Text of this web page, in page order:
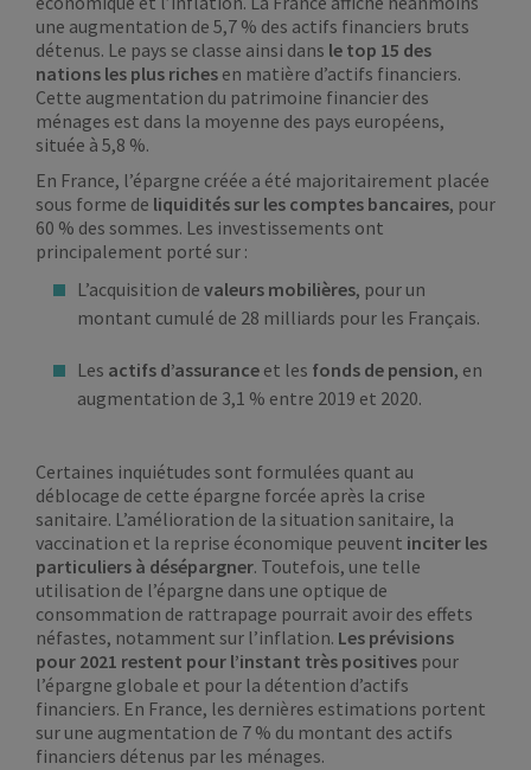
une augmentation de 5,7 % des actifs financiers bruts
détenus. Le pays se classe ainsi dans le top 15 des
nations les plus riches en matière d’actifs financiers.
Cette augmentation du patrimoine financier des
ménages est dans la moyenne des pays européens,
située à 5,8 %.
En France, l’épargne créée a été majoritairement placée
sous forme de liquidités sur les comptes bancaires, pour
60 % des sommes. Les investissements ont
principalement porté sur :
L’acquisition de valeurs mobilières, pour un
montant cumulé de 28 milliards pour les Français.
Les actifs d’assurance et les fonds de pension, en
augmentation de 3,1 % entre 2019 et 2020.
Certaines inquiétudes sont formulées quant au
déblocage de cette épargne forcée après la crise
sanitaire. L’amélioration de la situation sanitaire, la
vaccination et la reprise économique peuvent inciter les
particuliers à désépargner. Toutefois, une telle
utilisation de l’épargne dans une optique de
consommation de rattrapage pourrait avoir des effets
néfastes, notamment sur l’inflation. Les prévisions
pour 2021 restent pour l’instant très positives pour
l’épargne globale et pour la détention d’actifs
financiers. En France, les dernières estimations portent
sur une augmentation de 7 % du montant des actifs
financiers détenus par les ménages.